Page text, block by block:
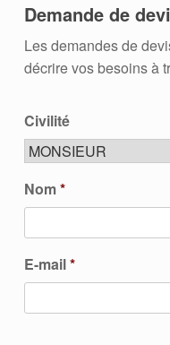
Demande de
Les demandes de
décrire vos besoins à
Civilité
Nom*
E-mail*